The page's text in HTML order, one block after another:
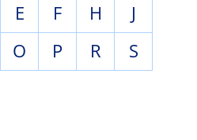
E F H
J
O P R
S